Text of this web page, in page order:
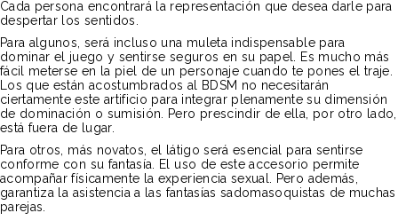
Cada persona encontrará la representación que desea darle para
despertar los sentidos.
Para algunos, será incluso una muleta indispensable para
dominar el juego y sentirse seguros en su papel. Es mucho más
fácil meterse en la piel de un personaje cuando te pones el traje.
Los que están acostumbrados al BDSM no necesitarán
ciertamente este artificio para integrar plenamente su dimensión
de dominación o sumisión. Pero prescindir de ella, por otro lado,
está fuera de lugar.
Para otros, más novatos, el látigo será esencial para sentirse
conforme con su fantasía. El uso de este accesorio permite
acompañar físicamente la experiencia sexual. Pero además,
garantiza la asistencia a las fantasías sadomasoquistas de muchas
parejas.